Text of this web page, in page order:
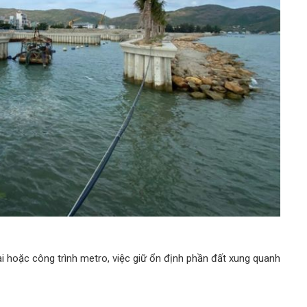
công trình metro, việc giữ ổn định phần đất xung quanh